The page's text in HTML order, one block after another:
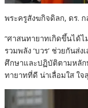
พระครูสังฆกิจดิลก, ดร. ก
“ศาสนทายาทเกิดขึ้นได้
รวมพลัง ‘บวร’ ช่วยกันส่
ศึกษาและปฏิบัติตามหลั
ทายาทที่ดี น่าเลื่อมใส ใ